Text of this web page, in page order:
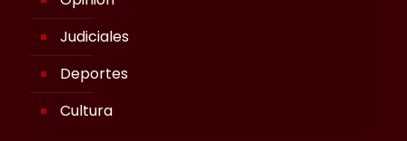
Judiciales
Deportes
Cultura